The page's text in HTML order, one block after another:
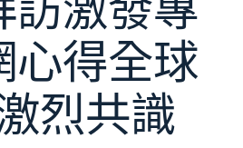
心得全球
烈共識